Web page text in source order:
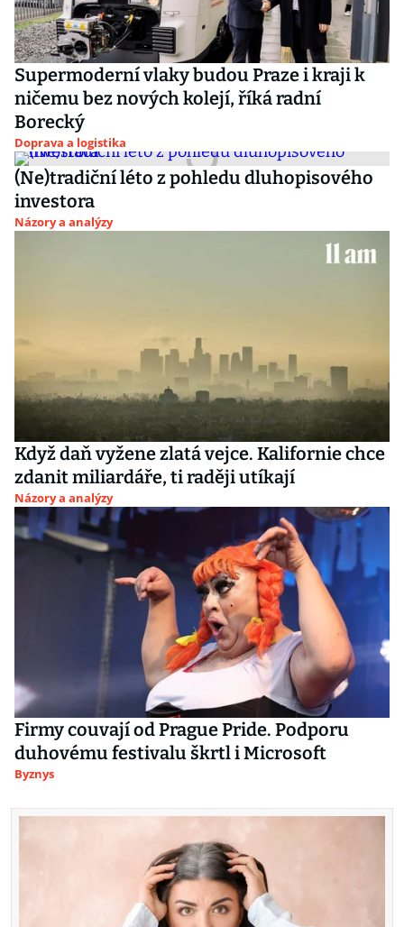
Supermoderní vlaky budou Praze i kraji k
ničemu bez nových kolejí, říká radní
Borecký
Doprava a logistika
(Ne)tradiční léto z pohledu dluhopisového
investora
Názory a analýzy
Když daň vyžene zlatá vejce. Kalifornie chce
zdanit miliardáře, ti raději utíkají
Názory a analýzy
Firmy couvají od Prague Pride. Podporu
duhovému festivalu škrtl i Microsoft
Byznys